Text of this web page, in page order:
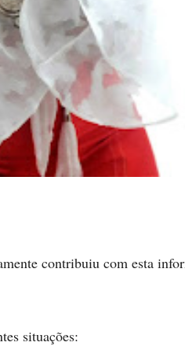
contribuiu com esta
situações: